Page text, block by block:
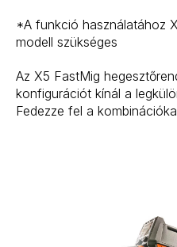
*A funkció használatához
modell szükséges
Az X5 FastMig
konfigurációt kínál a
Fedezze fel a